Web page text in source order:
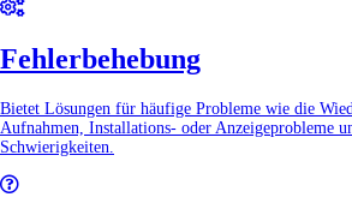
Fehlerbehebung
Bietet Lösungen für häufige Probleme wie die
Aufnahmen, Installations- oder Anzeigeprobleme
Schwierigkeiten.